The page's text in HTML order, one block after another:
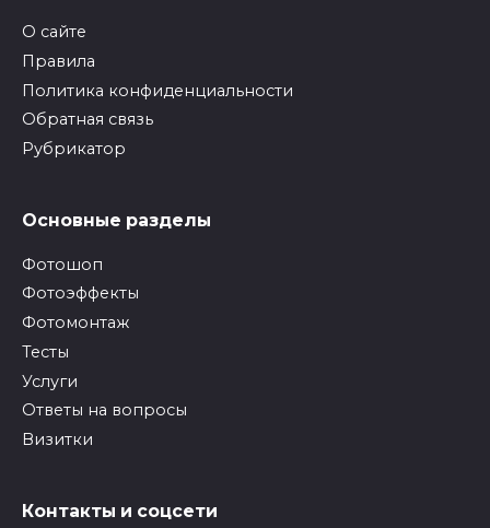
О сайте
Правила
Политика конфиденциальности
Обратная связь
Рубрикатор
Основные разделы
Фотошоп
Фотоэффекты
Фотомонтаж
Тесты
Услуги
Ответы на вопросы
Визитки
Контакты и соцсети